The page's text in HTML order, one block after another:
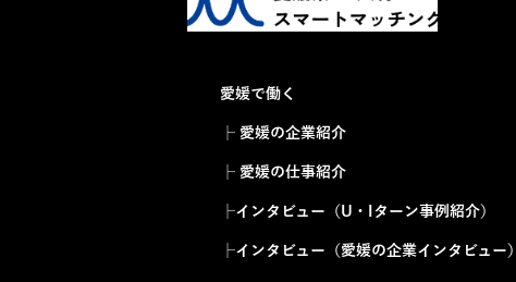
愛媛で働く
├ 愛媛の企業紹介
├ 愛媛の仕事紹介
├インタビュー（U・Iターン事例紹介）
├インタビュー（愛媛の企業インタビュー）